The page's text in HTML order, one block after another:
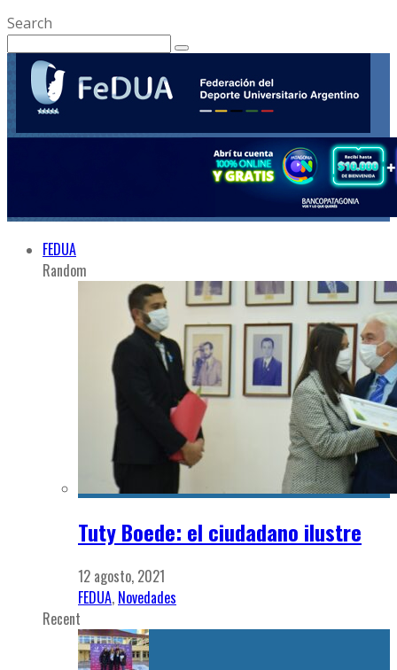
Search
FEDUA
Random
Tuty Boede: el ciudadano ilustre
12 agosto, 2021
FEDUA, Novedades
Recent